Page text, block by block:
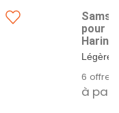
pour
Haring
NFC
Légère
et...
6 offres
à